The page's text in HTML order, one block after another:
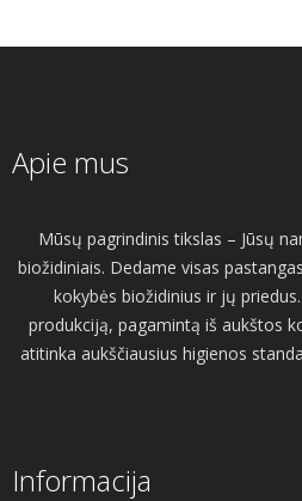
Apie mus
Mūsų pagrindinis tikslas – Jūsų
biožidiniais. Dedame visas
kokybės biožidinius ir jų
produkciją, pagamintą iš aukštos
atitinka aukščiausius higienos
Informacija